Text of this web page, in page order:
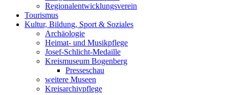
Regionalentwicklungsverein
Tourismus
Kultur, Bildung, Sport & Soziales
Archäologie
Heimat- und Musikpflege
Josef-Schlicht-Medaille
Kreismuseum Bogenberg
Presseschau
weitere Museen
Kreisarchivpflege